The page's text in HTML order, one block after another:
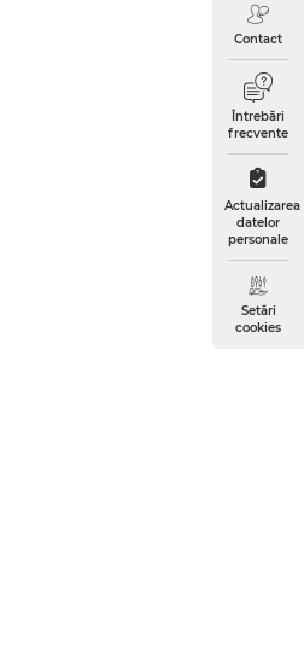
Contact
Întrebări
frecvente
Actualizarea
datelor
personale
Setări
cookies